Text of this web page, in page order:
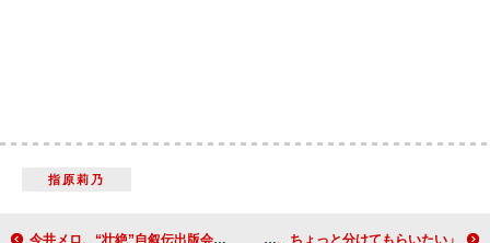
指原莉乃
今井メロ、“壮絶”自叙伝出版会見 「風俗嬢をやっていたのは事実」 剛力彩芽、先輩・上戸彩をあらためて祝福 「幸せオーラ、ちょっと分けてもらいたい」